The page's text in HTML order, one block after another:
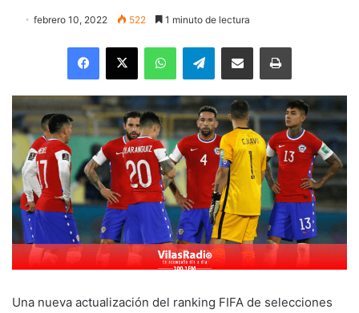
febrero 10, 2022 522 1 minuto de lectura
Facebook
X WhatsAppTelegramEnviar vía email Imprimir
Una nueva actualización del ranking FIFA de selecciones